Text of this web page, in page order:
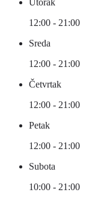
Utorak
12:00 - 21:00
Sreda
12:00 - 21:00
Četvrtak
12:00 - 21:00
Petak
12:00 - 21:00
Subota
10:00 - 21:00